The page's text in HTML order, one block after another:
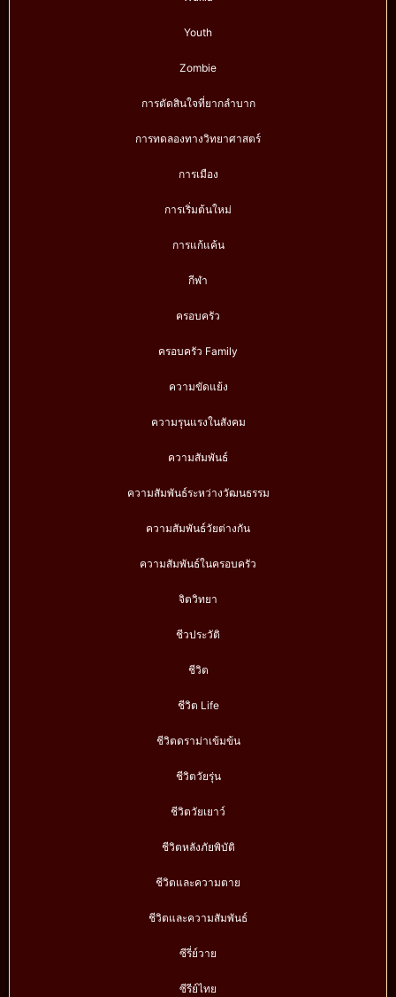
Youth
Zombie
การตัดสินใจที่ยากลำบาก
การทดลองทางวิทยาศาสตร์
การเมือง
การเริ่มต้นใหม่
การแก้แค้น
กีฬา
ครอบครัว
ครอบครัว Family
ความขัดแย้ง
ความรุนแรงในสังคม
ความสัมพันธ์
ความสัมพันธ์ระหว่างวัฒนธรรม
ความสัมพันธ์วัยต่างกัน
ความสัมพันธ์ในครอบครัว
จิตวิทยา
ชีวประวัติ
ชีวิต
ชีวิต Life
ชีวิตดราม่าเข้มข้น
ชีวิตวัยรุ่น
ชีวิตวัยเยาว์
ชีวิตหลังภัยพิบัติ
ชีวิตและความตาย
ชีวิตและความสัมพันธ์
ซีรี่ย์วาย
ซีรีย์ไทย